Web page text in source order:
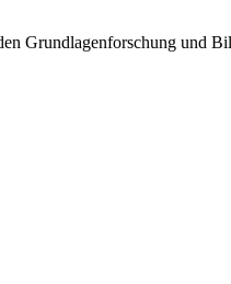
Grundlagenforschung und